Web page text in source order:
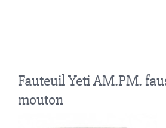
Fauteuil Yeti AM.PM.
mouton